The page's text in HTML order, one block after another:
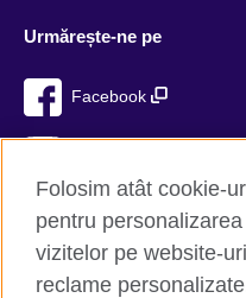
Urmărește-ne pe
Facebook
TikTok
Folosim atât cookie-
pentru
vizitelor pe website-
reclame